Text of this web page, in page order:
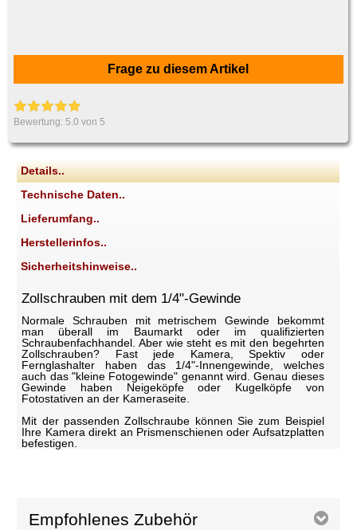
Frage zu diesem Artikel
Bewertung:5.0 von 5
Details..
Technische Daten..
Lieferumfang..
Herstellerinfos..
Sicherheitshinweise..
Zollschrauben mit dem 1/4"-Gewinde
Normale Schrauben mit metrischem Gewinde bekommt
man überall im Baumarkt oder im qualifizierten
Schraubenfachhandel. Aber wie steht es mit den begehrten
Zollschrauben? Fast jede Kamera, Spektiv oder
Fernglashalter haben das 1/4"-Innengewinde, welches
auch das "kleine Fotogewinde" genannt wird. Genau dieses
Gewinde haben Neigeköpfe oder Kugelköpfe von
Fotostativen an der Kameraseite.
Mit der passenden Zollschraube können Sie zum Beispiel
Ihre Kamera direkt an Prismenschienen oder Aufsatzplatten
befestigen.
Empfohlenes Zubehör